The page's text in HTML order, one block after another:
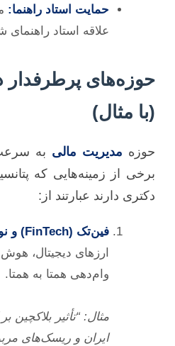
حمایت استاد راهنما:
علاقه استاد راهنمای
حوزه‌های پرطرفدار
(با مثال)
حوزه مدیریت مالی به
برخی از زمینه‌هایی که
دکتری دارند عبارتند از:
فین‌تک (FinTech) و نوآوری‌های مالی:
ارزهای دیجیتال،
وام‌دهی همتا به همتا.
مثال: “تأثیر بلاکچین
ایران و ریسک‌های